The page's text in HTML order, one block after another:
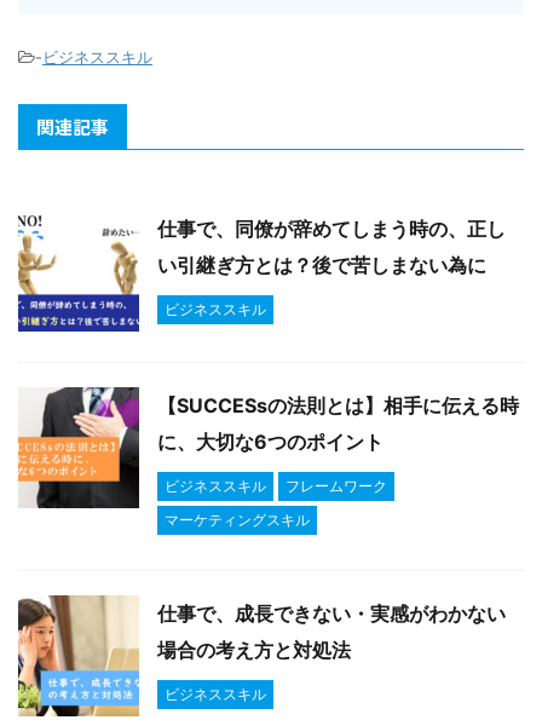
-ビジネススキル
関連記事
仕事で、同僚が辞めてしまう時の、正し
い引継ぎ方とは？後で苦しまない為に
ビジネススキル
【SUCCESsの法則とは】相手に伝える時
に、大切な6つのポイント
ビジネススキル
フレームワーク
マーケティングスキル
仕事で、成長できない・実感がわかない
場合の考え方と対処法
ビジネススキル